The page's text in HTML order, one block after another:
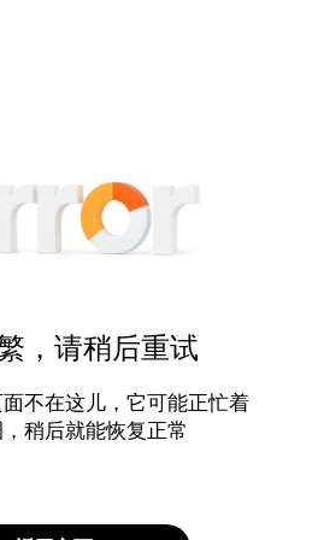
，请稍后重试
不在这儿，它可能正忙着
稍后就能恢复正常